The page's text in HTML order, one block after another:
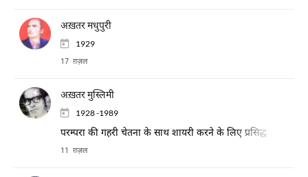
अख़तर मधुपुरी
1929
17 ग़ज़ल
अख़तर मुस्लिमी
1928 -1989
परम्परा की गहरी चेतना के साथ शायरी करने के लिए प्रसिद्ध
11 ग़ज़ल